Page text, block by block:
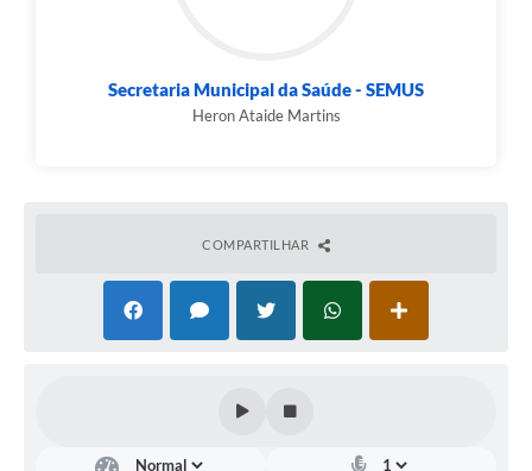
Secretaria Municipal da Saúde - SEMUS
Heron Ataide Martins
COMPARTILHAR